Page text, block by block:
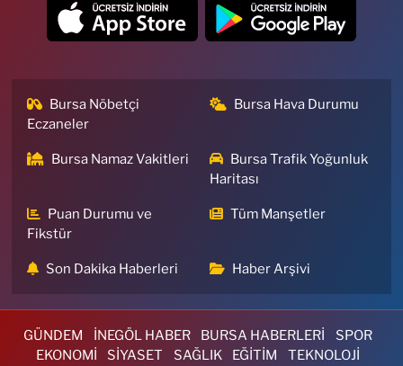
Bursa Nöbetçi
Eczaneler
Bursa Hava Durumu
Bursa Namaz Vakitleri
Bursa Trafik Yoğunluk
Haritası
Puan Durumu ve
Fikstür
Tüm Manşetler
Son Dakika Haberleri Haber Arşivi
GÜNDEM İNEGÖL HABER BURSA HABERLERİ
SPOR
EKONOMİ
SİYASET SAĞLIK EĞİTİM
TEKNOLOJİ